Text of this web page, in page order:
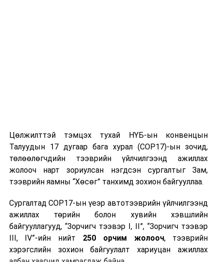
Цөлжилттэй тэмцэх тухай НҮБ-ын конвенцын
Талуудын 17 дугаар бага хурал (COP17)-ын зочид,
төлөөлөгчдийн тээврийн үйлчилгээнд ажиллах
жолооч нарт зориулсан нэгдсэн сургалтыг Зам,
тээврийн яамны “Хөсөг” танхимд зохион байгууллаа.
Сургалтад COP17-ын үеэр автотээврийн үйлчилгээнд
ажиллах төрийн болон хувийн хэвшлийн
байгууллагууд, “Зорчигч тээвэр I, II”, “Зорчигч тээвэр
III, IV”-ийн нийт 250 орчим жолооч, тээврийн
хэрэгслийн зохион байгуулалт хариуцан ажиллах